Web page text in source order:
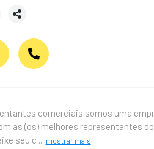
comerciais somos uma
as (os) melhores representantes
seu c ... mostrar mais